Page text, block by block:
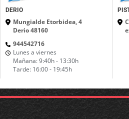
DERIO
Mungialde Etorbidea, 4
Derio 48160
944542716
Lunes a viernes
Mañana: 9:40h - 13:30h
Tarde: 16:00 - 19:45h